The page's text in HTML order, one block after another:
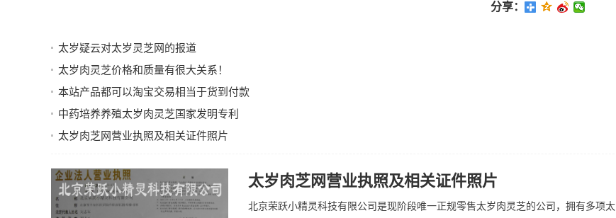
分享：
太岁疑云对太岁灵芝网的报道
太岁肉灵芝价格和质量有很大关系！
本站产品都可以淘宝交易相当于货到付款
中药培养养殖太岁肉灵芝国家发明专利
太岁肉芝网营业执照及相关证件照片
太岁肉芝网营业执照及相关证件照片
北京荣跃小精灵科技有限公司是现阶段唯一正规零售太岁肉灵芝的公司，拥有多项太